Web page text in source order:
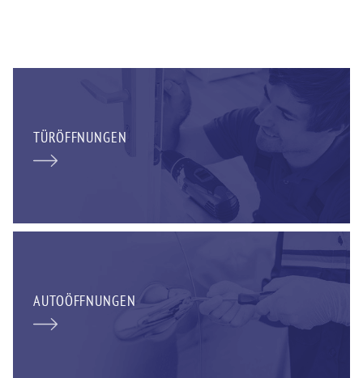
TÜRÖFFNUNGEN
AUTOÖFFNUNGEN